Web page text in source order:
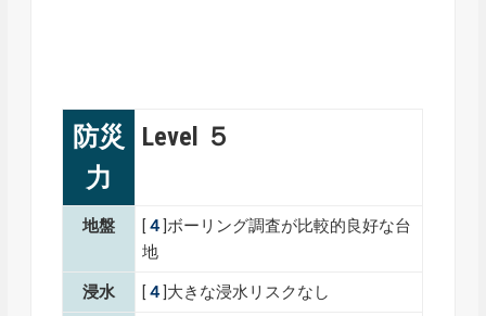
防災
力
Level ５
地盤 [４]ボーリング調査が比較的良好な台
地
浸水 [４]大きな浸水リスクなし